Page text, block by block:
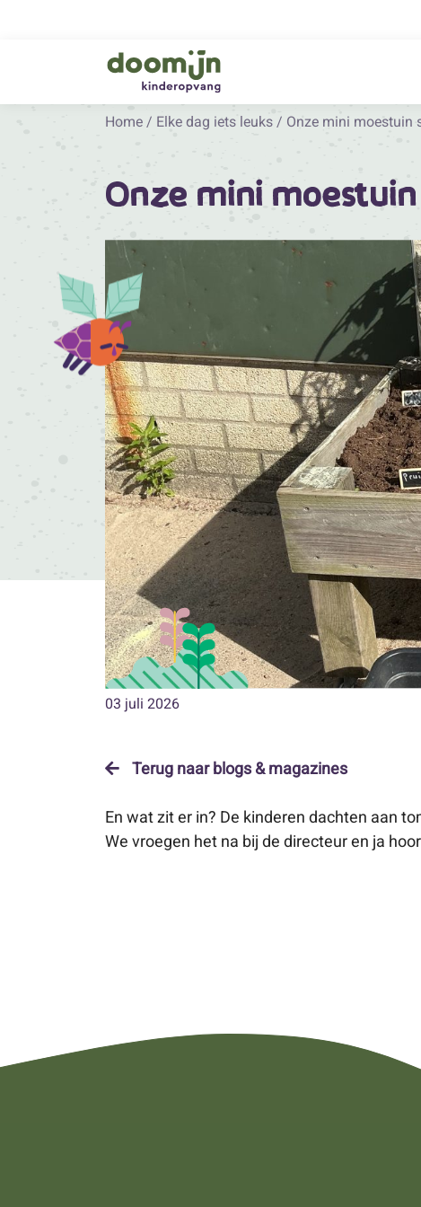
Home / Elke dag iets leuks / Onze mini moestuin
Onze mini
03 juli 2026
Terug naar blogs & magazines
En wat zit er in? De kinderen dachten aan
We vroegen het na bij de directeur en ja